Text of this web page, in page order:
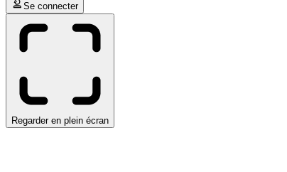
Se connecter
Regarder en plein écran